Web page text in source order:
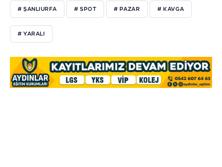
# ŞANLIURFA # SPOT # PAZAR # KAVGA
# YARALI